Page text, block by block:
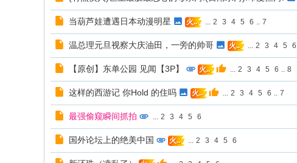
当葫芦娃遭遇日本动漫明星 火.. ... 2 3 4 5 6 .. 7
温总理元旦视察大庆油田，一旁的帅哥 火.. ... 2 3 4 5 6
【原创】东单公园 见闻【3P】 火.. ... 2 3 4 5 6 .. 8
这样的西游记 你Hold 的住吗 火.. ... 2 3 4 5 6 .. 7
最强偷窥瞬间抓拍 ... 2 3 4 5 6
国外论坛上的绝美中国 火.. ... 2 3 4 5 6